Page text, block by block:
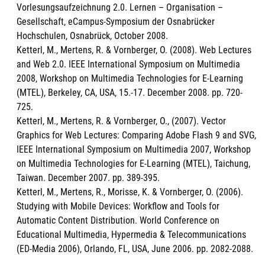
Vorlesungsaufzeichnung 2.0. Lernen – Organisation –
Gesellschaft, eCampus-Symposium der Osnabrücker
Hochschulen, Osnabrück, October 2008.
Ketterl, M., Mertens, R. & Vornberger, O. (2008). Web Lectures
and Web 2.0. IEEE International Symposium on Multimedia
2008, Workshop on Multimedia Technologies for E-Learning
(MTEL), Berkeley, CA, USA, 15.-17. December 2008. pp. 720-
725.
Ketterl, M., Mertens, R. & Vornberger, O., (2007). Vector
Graphics for Web Lectures: Comparing Adobe Flash 9 and SVG,
IEEE International Symposium on Multimedia 2007, Workshop
on Multimedia Technologies for E-Learning (MTEL), Taichung,
Taiwan. December 2007. pp. 389-395.
Ketterl, M., Mertens, R., Morisse, K. & Vornberger, O. (2006).
Studying with Mobile Devices: Workflow and Tools for
Automatic Content Distribution. World Conference on
Educational Multimedia, Hypermedia & Telecommunications
(ED-Media 2006), Orlando, FL, USA, June 2006. pp. 2082-2088.